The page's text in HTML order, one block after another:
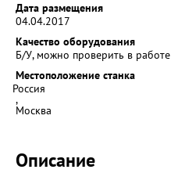
Дата размещения
04.04.2017
Качество оборудования
Б/У, можно проверить в работе
Местоположение станка
Россия
,
Москва
Описание